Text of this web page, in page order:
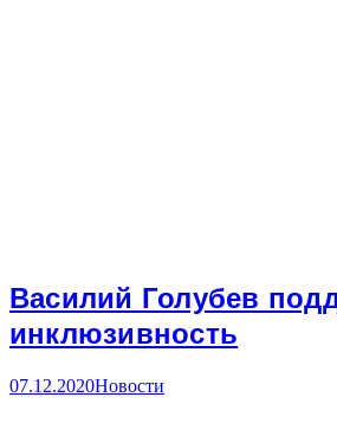
Василий Голубев
инклюзивность
07.12.2020Новости